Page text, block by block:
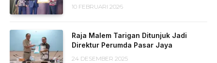
10 FEBRUARI 2026
Raja Malem Tarigan Ditunjuk Jadi
Direktur Perumda Pasar Jaya
24 DESEMBER 2025